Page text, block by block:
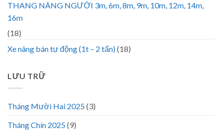
THANG NÂNG NGƯỜI 3m, 6m, 8m, 9m, 10m, 12m, 14m,
16m
(18)
Xe nâng bán tự động (1t – 2 tấn)(18)
LƯU TRỮ
Tháng Mười Hai 2025(3)
Tháng Chín 2025(9)